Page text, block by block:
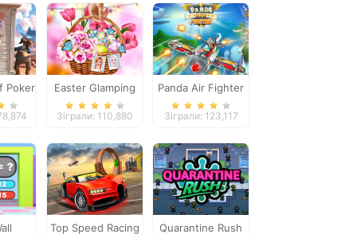
Poker
Easter Glamping
Trip
Зіграли: 110,880
Panda Air Fighter
Зіграли: 123,117
Top Speed Racing
Quarantine Rush